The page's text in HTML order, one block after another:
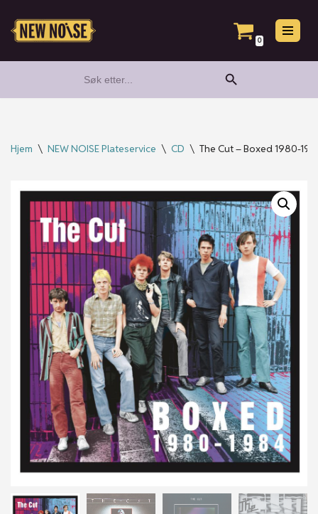
Hopp
0
for:
Search Button
Hjem \ NEW NOISE Plateservice \ CD \ The Cut – Boxed 1980-